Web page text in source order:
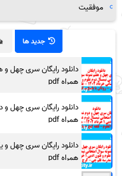
موفقیت
جدید ها
دانلود رایگان سری چهل
همراه pdf
دانلود رایگان سری چهل
همراه pdf
دانلود رایگان سری چهل
همراه pdf